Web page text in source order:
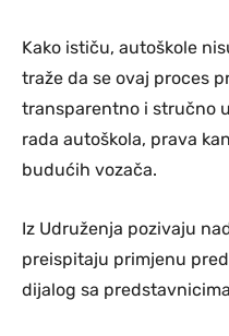
Kako ističu, autoškole
traže da se ovaj proces
transparentno i stručno
rada autoškola, prava
budućih vozača.
Iz Udruženja pozivaju
preispitaju primjenu
dijalog sa